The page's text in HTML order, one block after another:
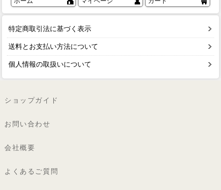
特定商取引法に基づく表示
送料とお支払い方法について
個人情報の取扱いについて
ショップガイド
お問い合わせ
会社概要
よくあるご質問